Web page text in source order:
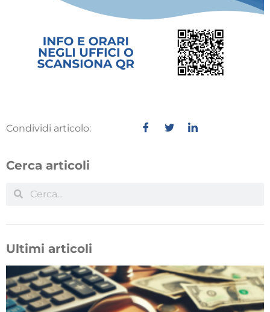
Condividi articolo:
Cerca articoli
Ultimi articoli